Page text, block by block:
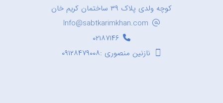
کوچه ولدی پلاک ۳۹ ساختمان کریم خان
Info@sabtkarimkhan.com
۰۲۱۸۷۱۴۶
نازنین منصوری :۰۹۱۲۸۴۷۹۰۰۸